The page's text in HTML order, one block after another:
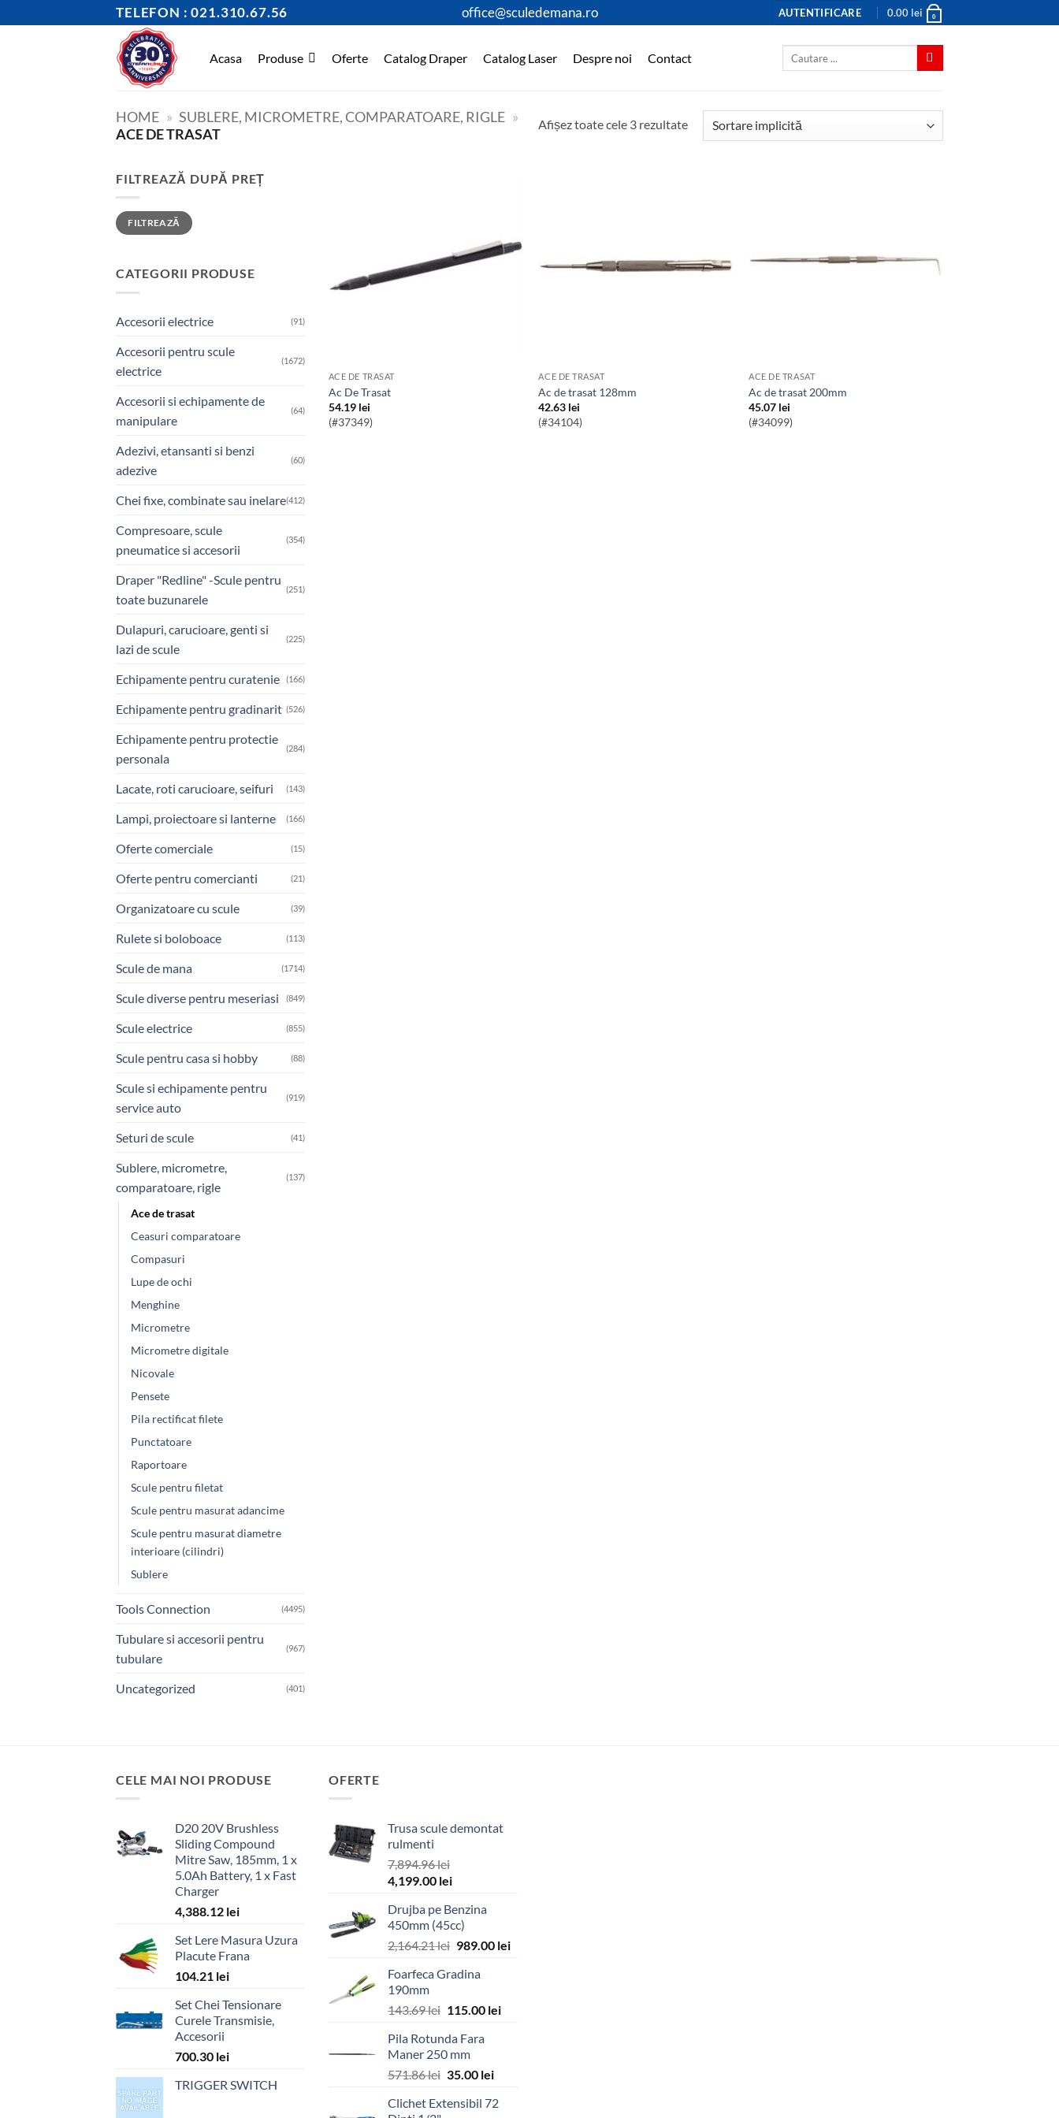
to
TELEFON : 021.310.67.56 office@sculedemana.ro AUTENTIFICARE 0.00 lei 0
Acasa Produse Oferte Catalog Draper Catalog Laser Despre noi Contact
HOME » SUBLERE, MICROMETRE, COMPARATOARE, RIGLE »
ACE DE TRASAT
Afișez toate cele 3 rezultate
FILTREAZĂ DUPĂ PREȚ
Preț
minim
Preț
maxim
FILTREAZĂ
CATEGORII PRODUSE
Accesorii electrice (91)
Accesorii pentru scule
electrice
(1672)
Accesorii si echipamente de
manipulare
(64)
Adezivi, etansanti si benzi
adezive
(60)
Chei fixe, combinate sau inelare(412)
Compresoare, scule
pneumatice si accesorii
(354)
Draper "Redline" -Scule pentru
toate buzunarele
(251)
Dulapuri, carucioare, genti si
lazi de scule
(225)
Echipamente pentru curatenie (166)
Echipamente pentru gradinarit (526)
Echipamente pentru protectie
personala
(284)
Lacate, roti carucioare, seifuri (143)
Lampi, proiectoare si lanterne (166)
Oferte comerciale (15)
Oferte pentru comercianti (21)
Organizatoare cu scule (39)
Rulete si boloboace (113)
Scule de mana (1714)
Scule diverse pentru meseriasi (849)
Scule electrice (855)
Scule pentru casa si hobby (88)
Scule si echipamente pentru
service auto
(919)
Seturi de scule (41)
Sublere, micrometre,
comparatoare, rigle
(137)
Ace de trasat
Ceasuri comparatoare
Compasuri
Lupe de ochi
Menghine
Micrometre
Micrometre digitale
Nicovale
Pensete
Pila rectificat filete
Punctatoare
Raportoare
Scule pentru filetat
Scule pentru masurat adancime
Scule pentru masurat diametre
interioare (cilindri)
Sublere
Tools Connection (4495)
Tubulare si accesorii pentru
tubulare
(967)
Uncategorized (401)
ACE DE TRASAT
Ac De Trasat
54.19 lei
(#37349)
ACE DE TRASAT
Ac de trasat 128mm
42.63 lei
(#34104)
ACE DE TRASAT
Ac de trasat 200mm
45.07 lei
(#34099)
CELE MAI NOI PRODUSE
D20 20V Brushless
Sliding Compound
Mitre Saw, 185mm, 1 x
5.0Ah Battery, 1 x Fast
Charger
4,388.12 lei
Set Lere Masura Uzura
Placute Frana
104.21 lei
Set Chei Tensionare
Curele Transmisie,
Accesorii
700.30 lei
TRIGGER SWITCH
OFERTE
Trusa scule demontat
rulmenti
7,894.96lei
Prețul
a
fost:
7,894.96 lei.
4,199.00 leiPrețul
este:
4,199.00 lei.
Drujba pe Benzina
450mm (45cc)
2,164.21lei Prețul
a
2,164.21 lei.
989.00 leiPrețul
Foarfeca Gradina
190mm
143.69lei Prețul
a
fost:
143.69 lei.
115.00 leiPrețul
Pila Rotunda Fara
Maner 250 mm
571.86lei Prețul
a
35.00 leiPrețul
este:
Clichet Extensibil 72